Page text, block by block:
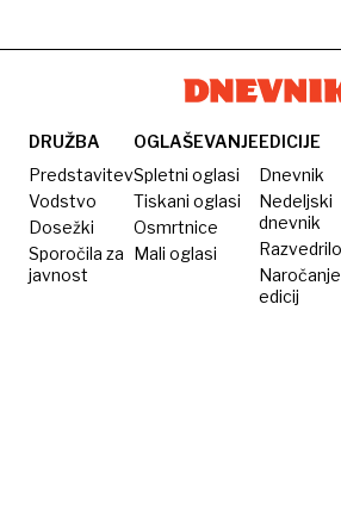
DRUŽBA
Predstavitev
Vodstvo
Dosežki
Sporočila za
javnost
OGLAŠEVANJE
Spletni oglasi
Tiskani oglasi
Osmrtnice
Mali oglasi
EDICIJE
Dnevnik
Nedeljski
dnevnik
Razvedrilo
Naročanje
edicij